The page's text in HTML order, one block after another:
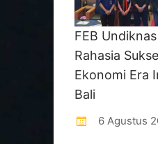
FEB
Rahasia
Ekonomi Era
Bali
6 Agustus